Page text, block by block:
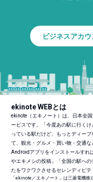
ビジネスアカ
ekinote WEBとは
ekinote（エキノート）は、日本全
ービスです。「今度あの駅に行く
っている駅だけど、もっとディー
て、観光・グルメ・買い物・交通
Androidアプリをインストールすれ
やエキメシの投稿」「全国の駅へ
たをワクワクさせるセレンディピ
「ekinote／エキノート」は三菱電機株